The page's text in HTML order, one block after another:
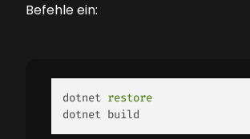
Befehle ein:
dotnet restore
dotnet build